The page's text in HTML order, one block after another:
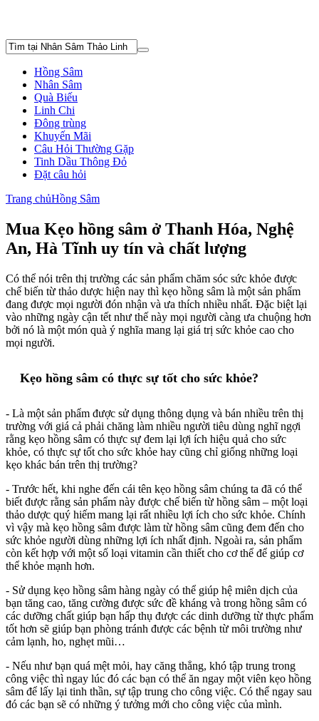
Hồng Sâm
Nhân Sâm
Quà Biếu
Linh Chi
Đông trùng
Khuyến Mãi
Câu Hỏi Thường Gặp
Tinh Dầu Thông Đỏ
Đặt câu hỏi
Trang chủHồng Sâm
Mua Kẹo hồng sâm ở Thanh Hóa, Nghệ
An, Hà Tĩnh uy tín và chất lượng
Có thể nói trên thị trường các sản phẩm chăm sóc sức khỏe được
chế biến từ thảo dược hiện nay thì kẹo hồng sâm là một sản phẩm
đang được mọi người đón nhận và ưa thích nhiều nhất. Đặc biệt lại
vào những ngày cận tết như thế này mọi người càng ưa chuộng hơn
bởi nó là một món quà ý nghĩa mang lại giá trị sức khỏe cao cho
mọi người.
Kẹo hồng sâm có thực sự tốt cho sức khỏe?
- Là một sản phẩm được sử dụng thông dụng và bán nhiều trên thị
trường với giá cả phải chăng làm nhiều người tiêu dùng nghĩ ngợi
rằng kẹo hồng sâm có thực sự đem lại lợi ích hiệu quả cho sức
khỏe, có thực sự tốt cho sức khỏe hay cũng chỉ giống những loại
kẹo khác bán trên thị trường?
- Trước hết, khi nghe đến cái tên kẹo hồng sâm chúng ta đã có thể
biết được rằng sản phẩm này được chế biến từ hồng sâm – một loại
thảo dược quý hiếm mang lại rất nhiều lợi ích cho sức khỏe. Chính
vì vậy mà kẹo hồng sâm được làm từ hồng sâm cũng đem đến cho
sức khỏe người dùng những lợi ích nhất định. Ngoài ra, sản phẩm
còn kết hợp với một số loại vitamin cần thiết cho cơ thể để giúp cơ
thể khỏe mạnh hơn.
- Sử dụng kẹo hồng sâm hàng ngày có thể giúp hệ miên dịch của
bạn tăng cao, tăng cường được sức đề kháng và trong hồng sâm có
các dưỡng chất giúp bạn hấp thụ được các dinh dưỡng từ thực phẩm
tốt hơn sẽ giúp bạn phòng tránh được các bệnh từ môi trường như
cảm lạnh, ho, nghẹt mũi…
- Nếu như bạn quá mệt mỏi, hay căng thẳng, khó tập trung trong
công việc thì ngay lúc đó các bạn có thể ăn ngay một viên kẹo hồng
sâm để lấy lại tinh thần, sự tập trung cho công việc. Có thể ngay sau
đó các bạn sẽ có những ý tưởng mới cho công việc của mình.